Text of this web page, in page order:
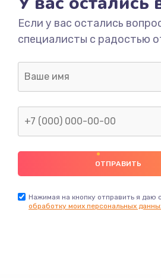
Если у вас остались
специалисты с радостью
Нажимая на кнопку отправить я даю
обработку моих персональных